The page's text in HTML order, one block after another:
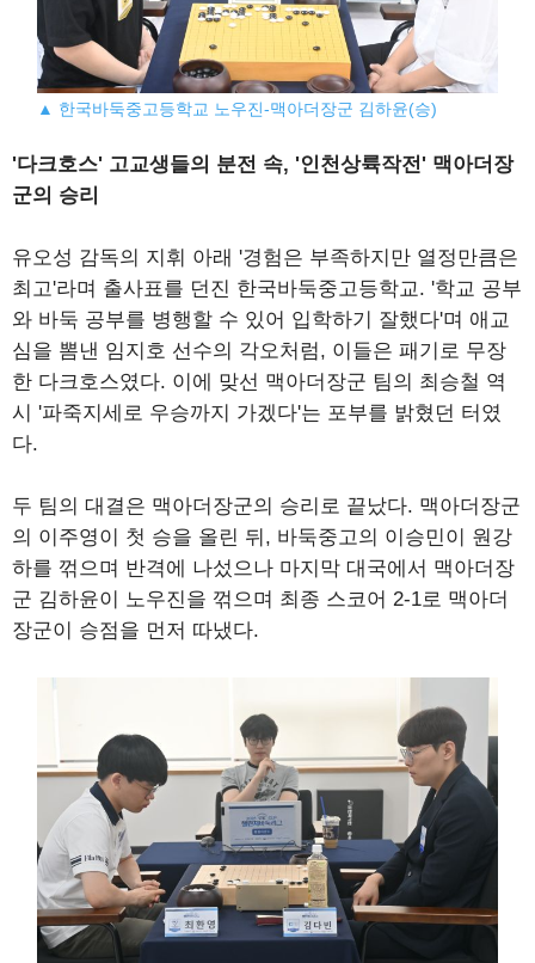
▲ 한국바둑중고등학교 노우진-맥아더장군 김하윤(승)
'다크호스' 고교생들의 분전 속, '인천상륙작전' 맥아더장
군의 승리
유오성 감독의 지휘 아래 '경험은 부족하지만 열정만큼은
최고'라며 출사표를 던진 한국바둑중고등학교. '학교 공부
와 바둑 공부를 병행할 수 있어 입학하기 잘했다'며 애교
심을 뽐낸 임지호 선수의 각오처럼, 이들은 패기로 무장
한 다크호스였다. 이에 맞선 맥아더장군 팀의 최승철 역
시 '파죽지세로 우승까지 가겠다'는 포부를 밝혔던 터였
다.
두 팀의 대결은 맥아더장군의 승리로 끝났다. 맥아더장군
의 이주영이 첫 승을 올린 뒤, 바둑중고의 이승민이 원강
하를 꺾으며 반격에 나섰으나 마지막 대국에서 맥아더장
군 김하윤이 노우진을 꺾으며 최종 스코어 2-1로 맥아더
장군이 승점을 먼저 따냈다.